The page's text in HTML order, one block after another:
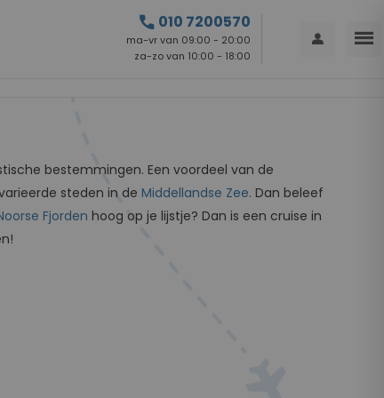
call 010 7200570
ma-vr van 09:00 - 20:00
za-zo van 10:00 - 18:00
person menu
bestemmingen. Een voordeel van de
steden in deMiddellandse Zee. Dan beleef
Fjorden hoog op je lijstje? Dan is een cruise in